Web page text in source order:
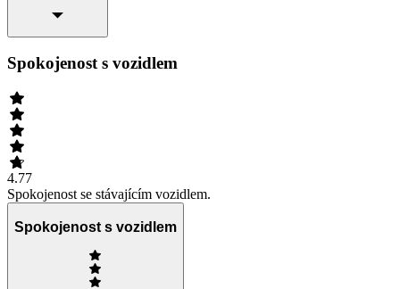
Spokojenost s vozidlem
4.77
Spokojenost se stávajícím vozidlem.
Spokojenost s vozidlem